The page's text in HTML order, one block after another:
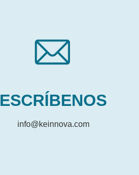
ESCRÍBENOS
info@keinnova.com